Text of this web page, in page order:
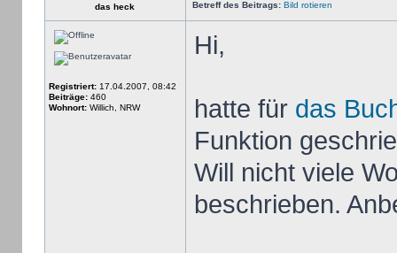
das heck Betreff des Beitrags: Bild rotieren
Registriert:17.04.2007, 08:42
Beiträge:460
Wohnort:Willich, NRW
Hi,
hatte für das
Funktion
Will nicht viele
beschrieben.